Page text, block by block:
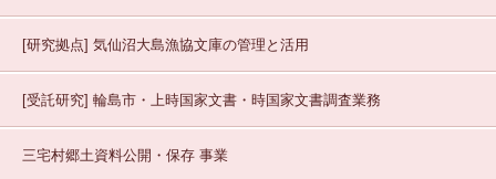
[研究拠点] 気仙沼大島漁協文庫の管理と活用
[受託研究] 輪島市・上時国家文書・時国家文書調査業務
三宅村郷土資料公開・保存 事業